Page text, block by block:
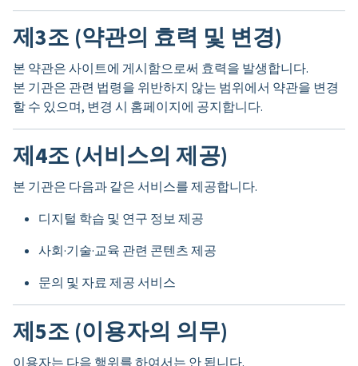
제3조 (약관의 효력 및 변경)
본 약관은 사이트에 게시함으로써 효력을 발생합니다.
본 기관은 관련 법령을 위반하지 않는 범위에서 약관을 변경
할 수 있으며, 변경 시 홈페이지에 공지합니다.
제4조 (서비스의 제공)
본 기관은 다음과 같은 서비스를 제공합니다.
디지털 학습 및 연구 정보 제공
사회·기술·교육 관련 콘텐츠 제공
문의 및 자료 제공 서비스
제5조 (이용자의 의무)
이용자는 다음 행위를 하여서는 안 됩니다.